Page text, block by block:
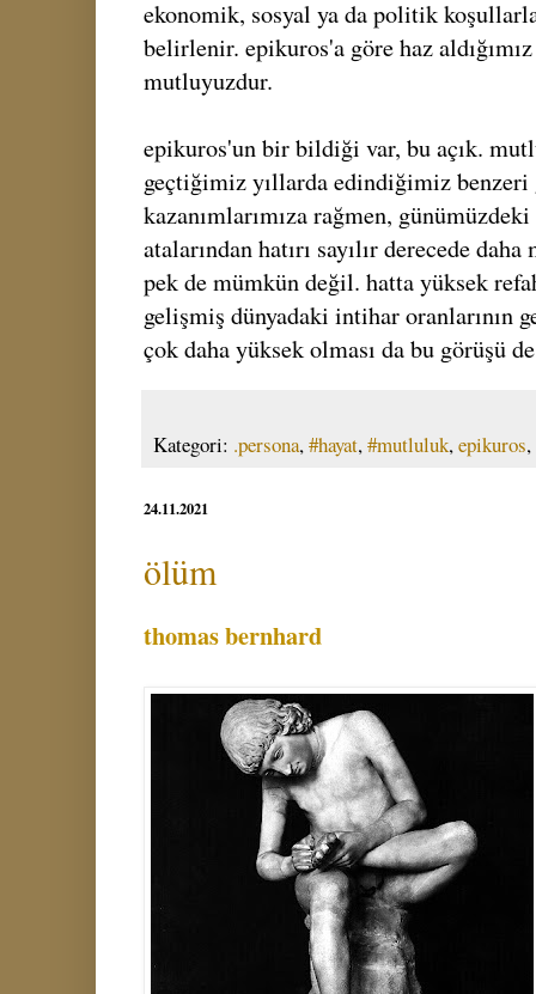
ekonomik, sosyal ya da politik
belirlenir. epikuros'a göre haz
mutluyuzdur.
epikuros'un bir bildiği var, bu açık.
geçtiğimiz yıllarda edindiğimiz
kazanımlarımıza rağmen,
atalarından hatırı sayılır derecede
pek de mümkün değil. hatta yüksek
gelişmiş dünyadaki intihar oranlarının
çok daha yüksek olması da bu görüşü
Kategori: .persona,#hayat,#mutluluk,epikuros,
24.11.2021
ölüm
thomas bernhard